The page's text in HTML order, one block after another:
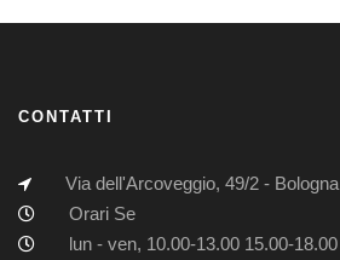
CONTATTI
Via dell'Arcoveggio, 49/2 - Bologna
Orari Se
lun - ven, 10.00-13.00 15.00-18.00